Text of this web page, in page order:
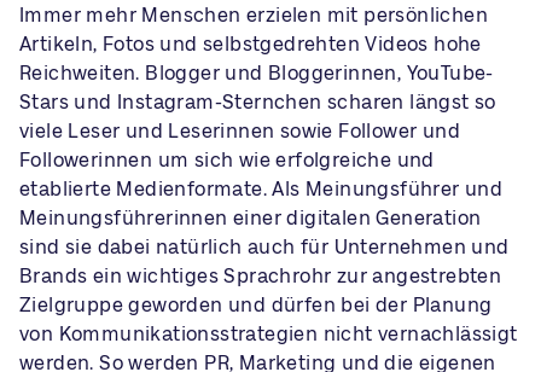
Immer mehr Menschen erzielen mit persönlichen
Artikeln, Fotos und selbstgedrehten Videos hohe
Reichweiten. Blogger und Bloggerinnen, YouTube-
Stars und Instagram-Sternchen scharen längst so
viele Leser und Leserinnen sowie Follower und
Followerinnen um sich wie erfolgreiche und
etablierte Medienformate. Als Meinungsführer und
Meinungsführerinnen einer digitalen Generation
sind sie dabei natürlich auch für Unternehmen und
Brands ein wichtiges Sprachrohr zur angestrebten
Zielgruppe geworden und dürfen bei der Planung
von Kommunikationsstrategien nicht vernachlässigt
werden. So werden PR, Marketing und die eigenen